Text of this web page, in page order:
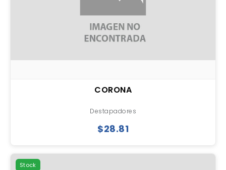
CORONA
Destapadores
$28.81
Stock